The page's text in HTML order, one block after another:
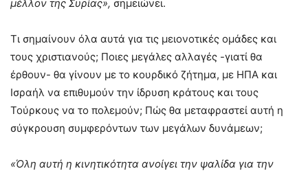
μέλλον της Συρίας», σημειώνει.
Τι σημαίνουν όλα αυτά για τις μειονοτικές ομάδες και
τους χριστιανούς; Ποιες μεγάλες αλλαγές -γιατί θα
έρθουν- θα γίνουν με το κουρδικό ζήτημα, με ΗΠΑ και
Ισραήλ να επιθυμούν την ίδρυση κράτους και τους
Τούρκους να το πολεμούν; Πώς θα μεταφραστεί αυτή η
σύγκρουση συμφερόντων των μεγάλων δυνάμεων;
«Όλη αυτή η κινητικότητα ανοίγει την ψαλίδα για την